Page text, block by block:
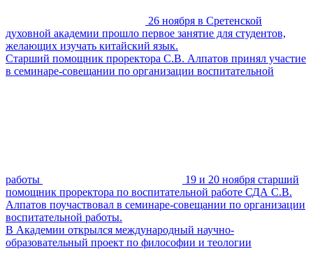
26 ноября в Сретенской
духовной академии прошло первое занятие для студентов,
желающих изучать китайский язык.
Старший помощник проректора С.В. Алпатов принял участие
в семинаре-совещании по организации воспитательной
работы
19 и 20 ноября старший
помощник проректора по воспитательной работе СДА С.В.
Алпатов поучаствовал в семинаре-совещании по организации
воспитательной работы.
В Академии открылся международный научно-
образовательный проект по философии и теологии